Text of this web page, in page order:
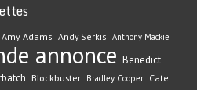
Amy Adams Andy Serkis Anthony Mackie
annonce Benedict
Blockbuster Bradley Cooper Cate